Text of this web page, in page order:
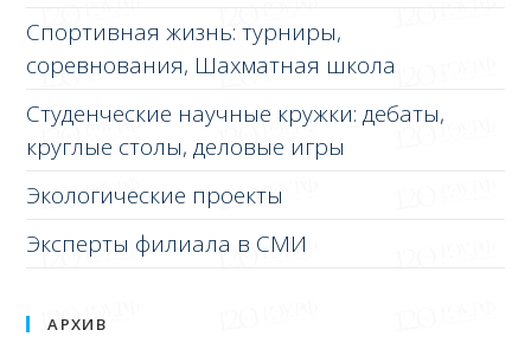
Спортивная жизнь: турниры,
соревнования, Шахматная школа
Студенческие научные кружки: дебаты,
круглые столы, деловые игры
Экологические проекты
Эксперты филиала в СМИ
АРХИВ